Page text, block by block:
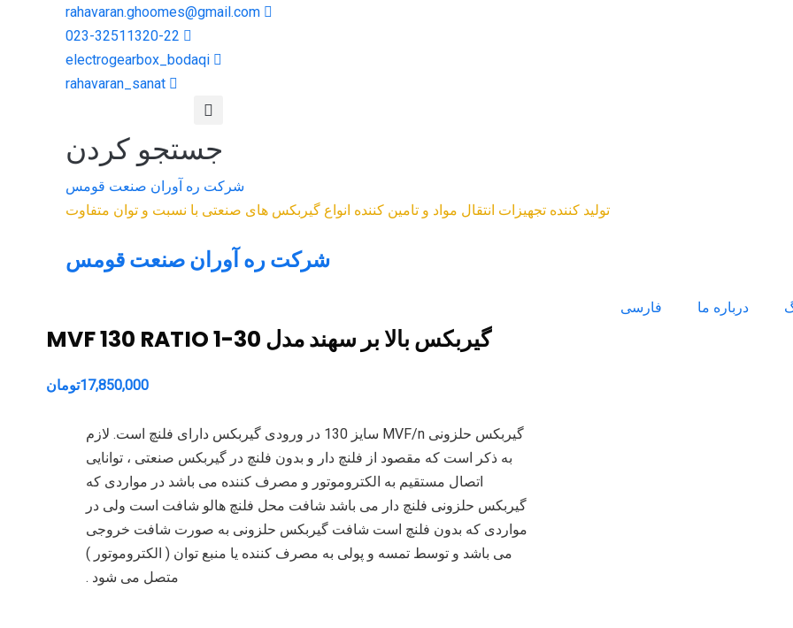
rahavaran.ghoomes@gmail.com
023-32511320-22
electrogearbox_bodaqi
rahavaran_sanat
جستجو کردن
شرکت ره آوران صنعت قومس
تولید کننده تجهیزات انتقال مواد و تامین کننده انواع گیربکس های صنعتی با نسبت و توان متفاوت
شرکت ره آوران صنعت قومس
درباره ما فارسی
گیربکس بالا بر سهند مدل MVF 130 RATIO 1-30
17,850,000تومان
گیربکس حلزونی MVF/n سایز 130 در ورودی گیربکس دارای فلنچ است. لازم
به ذکر است که مقصود از فلنچ دار و بدون فلنچ در گیربکس صنعتی ، توانایی
اتصال مستقیم به الکتروموتور و مصرف کننده می باشد در مواردی که
گیربکس حلزونی فلنچ دار می باشد شافت محل فلنچ هالو شافت است ولی در
مواردی که بدون فلنچ است شافت گیربکس حلزونی به صورت شافت خروجی
می باشد و توسط تمسه و پولی به مصرف کننده یا منبع توان ( الکتروموتور )
متصل می شود .